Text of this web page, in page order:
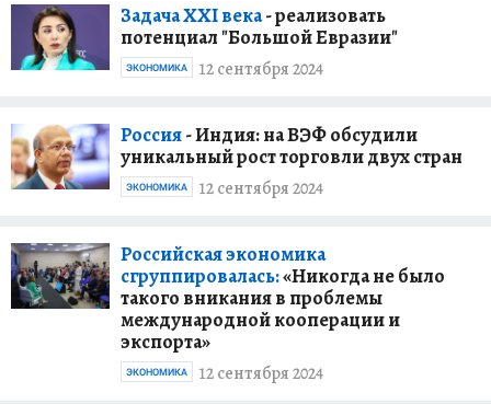
Задача ХХI века- реализовать
потенциал "Большой Евразии"
12 сентября 2024
ЭКОНОМИКА
Россия- Индия: на ВЭФ обсудили
уникальный рост торговли двух стран
12 сентября 2024
ЭКОНОМИКА
Российская экономика
сгруппировалась:«Никогда не было
такого вникания в проблемы
международной кооперации и
экспорта»
12 сентября 2024
ЭКОНОМИКА